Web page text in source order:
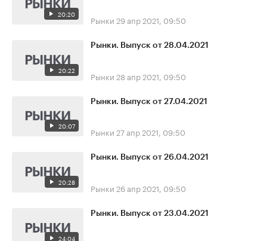
20:20 Рынки 29 апр 2021, 09:50
20:22
Рынки. Выпуск от 28.04.2021
Рынки 28 апр 2021, 09:50
20:07
Рынки. Выпуск от 27.04.2021
Рынки 27 апр 2021, 09:50
20:28
Рынки. Выпуск от 26.04.2021
Рынки 26 апр 2021, 09:50
24:04
Рынки. Выпуск от 23.04.2021